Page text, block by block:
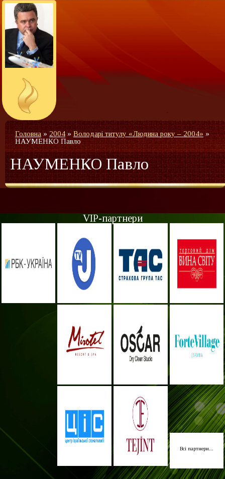
Головна »2004»Володарі титулу «Людина року – 2004» »
НАУМЕНКО Павло
НАУМЕНКО Павло
VIP-партнери
Всі партнери...